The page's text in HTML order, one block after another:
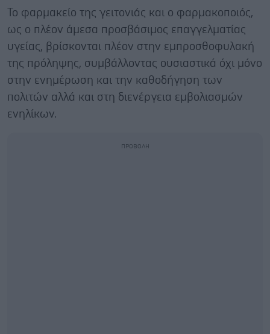
Το φαρμακείο της γειτονιάς και ο φαρμακοποιός,
ως ο πλέον άμεσα προσβάσιμος επαγγελματίας
υγείας, βρίσκονται πλέον στην εμπροσθοφυλακή
της πρόληψης, συμβάλλοντας ουσιαστικά όχι μόνο
στην ενημέρωση και την καθοδήγηση των
πολιτών αλλά και στη διενέργεια εμβολιασμών
ενηλίκων.